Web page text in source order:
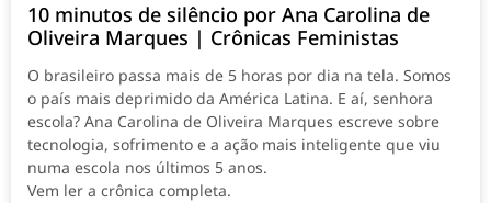
10 minutos de silêncio por Ana Carolina de
Oliveira Marques | Crônicas Feministas
O brasileiro passa mais de 5 horas por dia na tela. Somos
o país mais deprimido da América Latina. E aí, senhora
escola? Ana Carolina de Oliveira Marques escreve sobre
tecnologia, sofrimento e a ação mais inteligente que viu
numa escola nos últimos 5 anos.
Vem ler a crônica completa.